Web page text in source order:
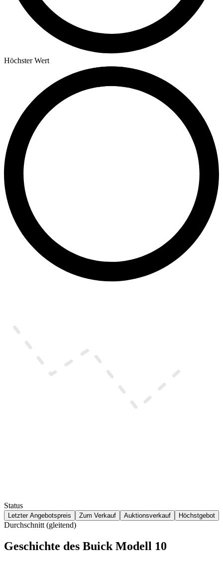
Höchster Wert
Status
Letzter Angebotspreis Zum Verkauf Auktionsverkauf Höchstgebot
Durchschnitt (gleitend)
Geschichte des Buick Modell 10